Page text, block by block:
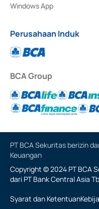
Windows App
Perusahaan Induk
BCA Group
PT BCA Sekuritas berizin
Keuangan
Copyright © 2024 PT BCA
dari PT Bank Central Asia
Syarat dan Ketentuan